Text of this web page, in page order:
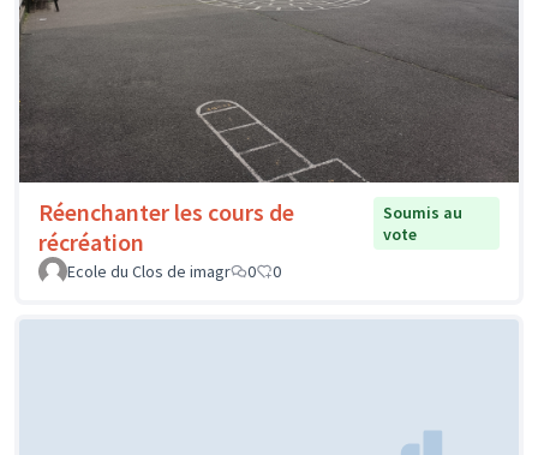
Réenchanter les cours de
récréation
Soumis au
vote
Ecole du Clos de imagr
0 0